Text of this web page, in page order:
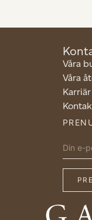
Våra
Våra
Karriär